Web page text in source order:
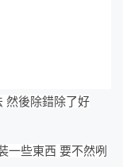
然後除錯除了好
一些東西 要不然咧